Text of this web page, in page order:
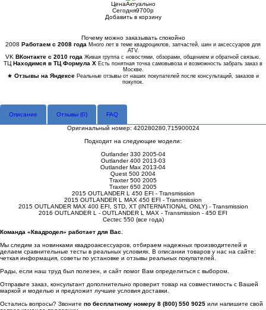
ЦенаАктуально
Сегодня9700p
Добавить в корзину
Почему можно заказывать спокойно
2008 Работаем с 2008 года Много лет в теме квадроциклов, запчастей, шин и аксессуаров для
ATV.
VK ВКонтакте с 2010 года Живая группа с новостями, обзорами, общением и обратной связью.
ТЦ Находимся в ТЦ Формула Х Есть понятная точка самовывоза и возможность забрать заказ в
Москве.
★ Отзывы на Яндексе Реальные отзывы от наших покупателей после консультаций, заказов и
покупок.
Описание Отзывы (0) FAQ
Оригинальный номер: 420280280,715900024
Подходит на следующие модели:
Outlander 330 2005-04
Outlander 400 2013-03
Outlander Max 2013-04
Quest 500 2004
Traxter 500 2005
Traxter 650 2005
2015 OUTLANDER L 450 EFI - Transmission
2015 OUTLANDER L MAX 450 EFI - Transmission
2015 OUTLANDER MAX 400 EFI, STD, XT (INTERNATIONAL ONLY) - Transmission
2016 OUTLANDER L - OUTLANDER L MAX - Transmission - 450 EFI
Cectec 550 (все года)
Команда «Квадродел» работает для Вас.
Мы следим за новинками квадроаксессуаров, отбираем надежных производителей и
делаем сравнительные тесты в реальных условиях. В описании товаров у нас на сайте:
четкая информация, советы по установке и отзывы реальных покупателей.
Рады, если наш труд был полезен, и сайт помог Вам определиться с выбором.
Отправьте заказ, консультант дополнительно проверит товар на совместимость с Вашей
маркой и моделью и предложит лучшие условия доставки.
Остались вопросы? Звоните по бесплатному номеру 8 (800) 550 9025 или напишите свой